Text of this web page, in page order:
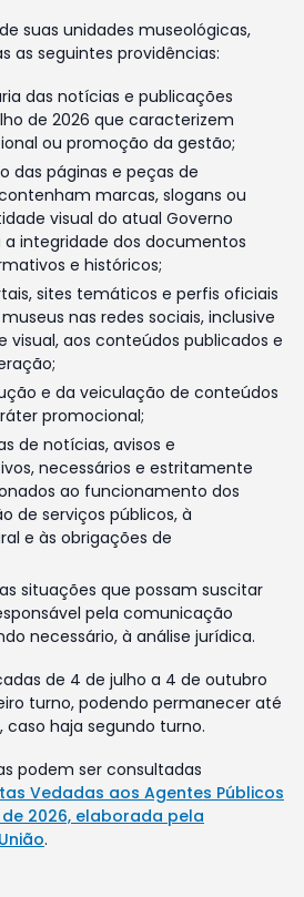
suas unidades museológicas,
as seguintes providências:
das notícias e publicações
de 2026 que caracterizem
ou promoção da gestão;
das páginas e peças de
marcas, slogans ou
visual do atual Governo
a integridade dos documentos
e históricos;
sites temáticos e perfis oficiais
nas redes sociais, inclusive
visual, aos conteúdos publicados e
e da veiculação de conteúdos
promocional;
de notícias, avisos e
necessários e estritamente
ao funcionamento dos
de serviços públicos, à
e às obrigações de
situações que possam suscitar
pela comunicação
necessário, à análise jurídica.
de 4 de julho a 4 de outubro
turno, podendo permanecer até
caso haja segundo turno.
podem ser consultadas
Vedadas aos Agentes Públicos
de 2026, elaborada pela
.